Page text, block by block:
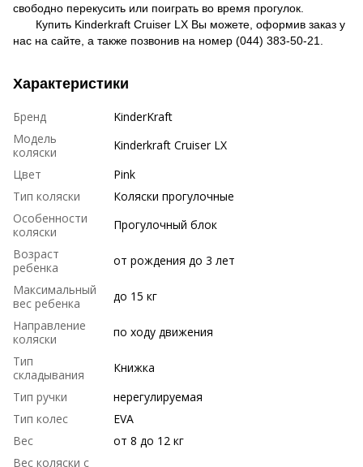
свободно перекусить или поиграть во время прогулок.
Купить Kinderkraft Cruiser LX Вы можете, оформив заказ у
нас на сайте, а также позвонив на номер (044) 383-50-21.
Характеристики
Бренд
KinderKraft
Модель
коляски
Kinderkraft Cruiser LX
Цвет
Pink
Тип коляски
Коляски прогулочные
Особенности
коляски
Прогулочный блок
Возраст
ребенка
от рождения до 3 лет
Максимальный
вес ребенка
до 15 кг
Направление
коляски
по ходу движения
Тип
складывания
Книжка
Тип ручки
нерегулируемая
Тип колес
EVA
Вес
от 8 до 12 кг
Вес коляски с